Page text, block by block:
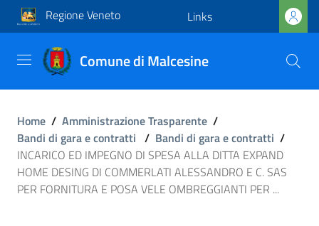
Regione Veneto Links
Comune di Malcesine
Home / Amministrazione Trasparente /
Bandi di gara e contratti / Bandi di gara e contratti /
INCARICO ED IMPEGNO DI SPESA ALLA DITTA EXPAND
HOME DESING DI COMMERLATI ALESSANDRO E C. SAS
PER FORNITURA E POSA VELE OMBREGGIANTI PER ...